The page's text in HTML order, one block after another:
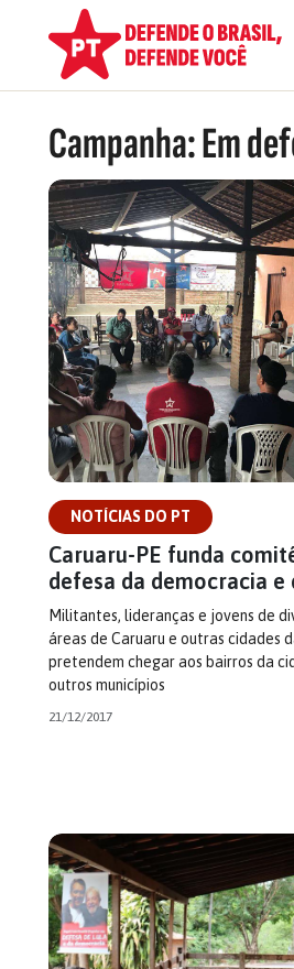
Campanha:Em
NOTÍCIAS DO PT
Caruaru-PE funda
defesa da democracia e
Militantes, lideranças e jovens de
áreas de Caruaru e outras cidades
pretendem chegar aos bairros da
outros municípios
21/12/2017